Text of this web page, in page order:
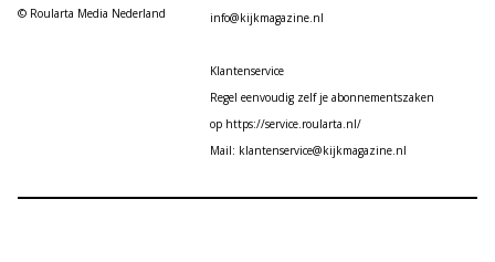
© Roularta Media Nederland
info@kijkmagazine.nl
Klantenservice
Regel eenvoudig zelf je abonnementszaken
op https://service.roularta.nl/
Mail: klantenservice@kijkmagazine.nl